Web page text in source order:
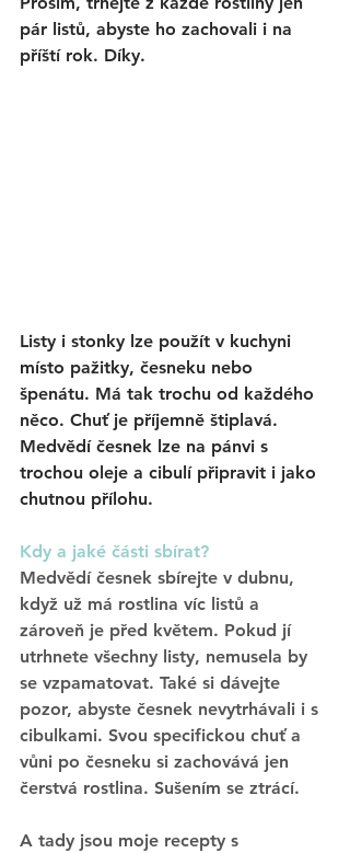
pár listů, abyste ho zachovali i na
příští rok. Díky.
Listy i stonky lze použít v kuchyni
místo pažitky, česneku nebo
špenátu. Má tak trochu od každého
něco. Chuť je příjemně štiplavá.
Medvědí česnek lze na pánvi s
trochou oleje a cibulí připravit i jako
chutnou přílohu.
Kdy a jaké části sbírat?
Medvědí česnek sbírejte v dubnu,
když už má rostlina víc listů a
zároveň je před květem. Pokud jí
utrhnete všechny listy, nemusela by
se vzpamatovat. Také si dávejte
pozor, abyste česnek nevytrhávali i s
cibulkami. Svou specifickou chuť a
vůni po česneku si zachovává jen
čerstvá rostlina. Sušením se ztrácí.
A tady jsou moje recepty s